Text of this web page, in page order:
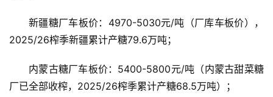
新疆糖厂车板价：4970-5030元/吨（厂库车板价），
2025/26榨季新疆累计产糖79.6万吨；
内蒙古糖厂车板价：5400-5800元/吨（内蒙古甜菜糖
厂已全部收榨，2025/26榨季累计产糖68.5万吨）；